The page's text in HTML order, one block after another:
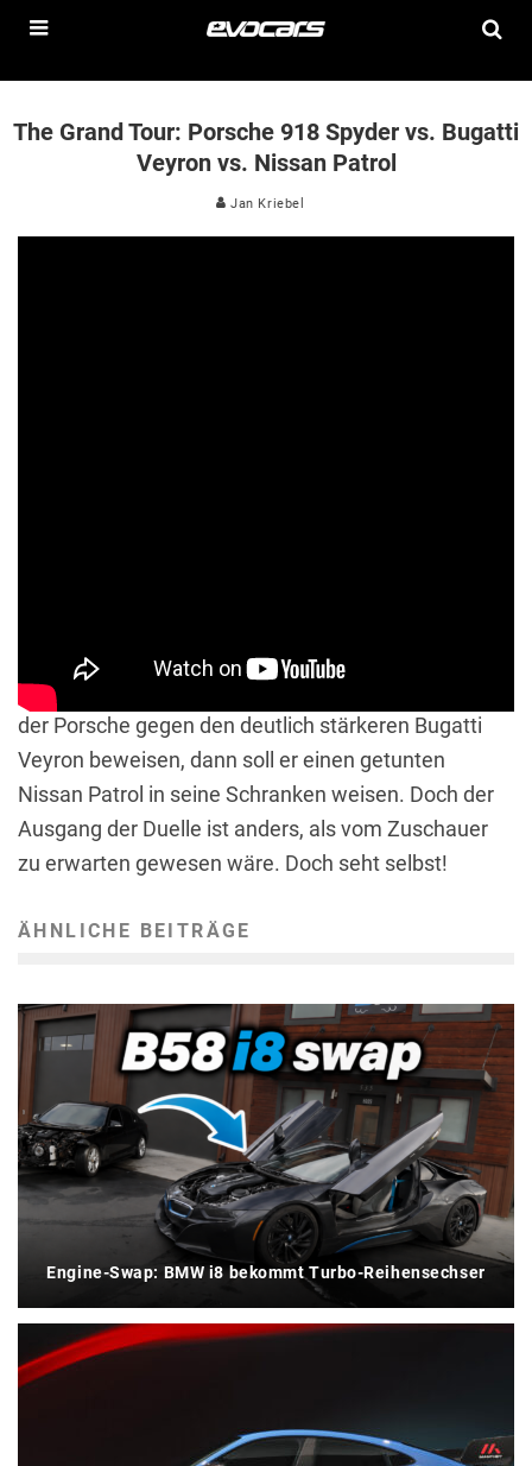
The Grand Tour: Porsche 918 Spyder vs. Bugatti
Veyron vs. Nissan Patrol
Jan Kriebel
und einen vermeintlich deutlich unterlegenen
Kontrahenten zur Seite gestellt. Zunächst muss sich
der Porsche gegen den deutlich stärkeren Bugatti
Veyron beweisen, dann soll er einen getunten
Nissan Patrol in seine Schranken weisen. Doch der
Ausgang der Duelle ist anders, als vom Zuschauer
zu erwarten gewesen wäre. Doch seht selbst!
ÄHNLICHE BEITRÄGE
Engine-Swap: BMW i8 bekommt Turbo-Reihensechser